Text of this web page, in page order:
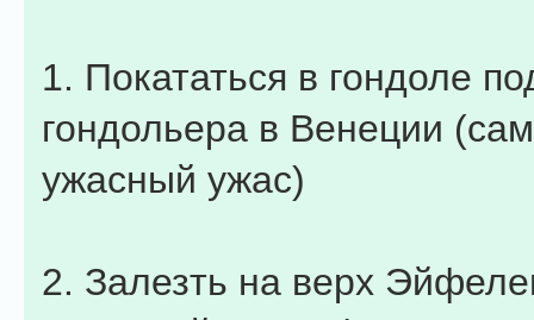
1. Покататься в гондоле
гондольера в Венеции
ужасный ужас)
2. Залезть на верх